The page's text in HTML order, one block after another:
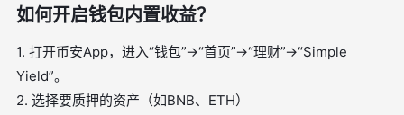
如何开启钱包内置收益？
1. 打开币安App，进入“钱包”→“首页”→“理财”→“Simple
Yield”。
2. 选择要质押的资产（如BNB、ETH）